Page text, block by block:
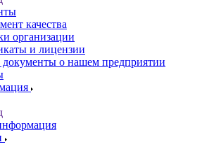
качества
организации
и лицензии
о нашем предприятии